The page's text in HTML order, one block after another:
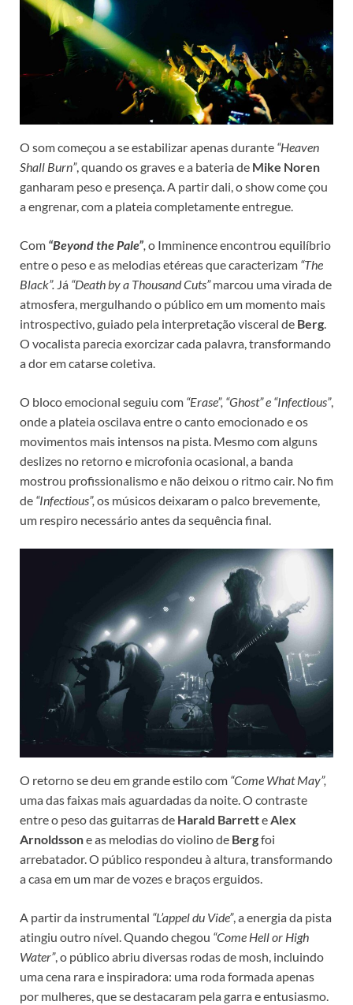
O som começou a se estabilizar apenas durante “Heaven
Shall Burn”, quando os graves e a bateria de Mike Noren
ganharam peso e presença. A partir dali, o show come çou
a engrenar, com a plateia completamente entregue.
Com “Beyond the Pale”, o Imminence encontrou equilíbrio
entre o peso e as melodias etéreas que caracterizam “The
Black”. Já “Death by a Thousand Cuts”marcou uma virada de
atmosfera, mergulhando o público em um momento mais
introspectivo, guiado pela interpretação visceral de Berg.
O vocalista parecia exorcizar cada palavra, transformando
a dor em catarse coletiva.
O bloco emocional seguiu com “Erase”, “Ghost” e “Infectious”,
onde a plateia oscilava entre o canto emocionado e os
movimentos mais intensos na pista. Mesmo com alguns
deslizes no retorno e microfonia ocasional, a banda
mostrou profissionalismo e não deixou o ritmo cair. No fim
de “Infectious”, os músicos deixaram o palco brevemente,
um respiro necessário antes da sequência final.
O retorno se deu em grande estilo com “Come What May”,
uma das faixas mais aguardadas da noite. O contraste
entre o peso das guitarras de Harald BarretteAlex
Arnoldssone as melodias do violino de Bergfoi
arrebatador. O público respondeu à altura, transformando
a casa em um mar de vozes e braços erguidos.
A partir da instrumental “L’appel du Vide”, a energia da pista
atingiu outro nível. Quando chegou “Come Hell or High
Water”, o público abriu diversas rodas de mosh, incluindo
uma cena rara e inspiradora: uma roda formada apenas
por mulheres, que se destacaram pela garra e entusiasmo.